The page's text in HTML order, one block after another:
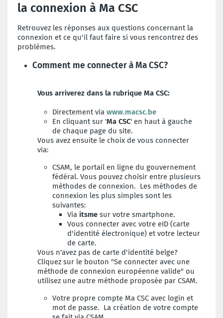
la connexion à Ma CSC
Retrouvez les réponses aux questions concernant la
connexion et ce qu'il faut faire si vous rencontrez des
problèmes.
Comment me connecter à Ma CSC?
Vous arriverez dans la rubrique Ma CSC:
Directement via www.macsc.be
En cliquant sur 'Ma CSC' en haut à gauche
de chaque page du site.
Vous avez ensuite le choix de vous connecter
via:
CSAM, le portail en ligne du gouvernement
fédéral. Vous pouvez choisir entre plusieurs
méthodes de connexion. Les méthodes de
connexion les plus simples sont les
suivantes:
Via itsme sur votre smartphone.
Vous connecter avec votre eID (carte
d'identité électronique) et votre lecteur
de carte.
Vous n'avez pas de carte d'identité belge?
Cliquez sur le bouton "Se connecter avec une
méthode de connexion européenne valide" ou
utilisez une autre méthode proposée par CSAM.
Votre propre compte Ma CSC avec login et
mot de passe. La création de votre compte